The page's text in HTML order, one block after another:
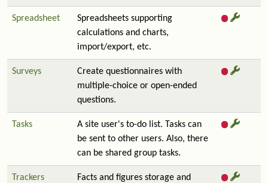
Spreadsheet
Spreadsheets supporting
calculations and charts,
import/export, etc.
Surveys
Create questionnaires with
multiple-choice or open-ended
questions.
Tasks
A site user's to-do list. Tasks can
be sent to other users. Also, there
can be shared group tasks.
Trackers
Facts and figures storage and